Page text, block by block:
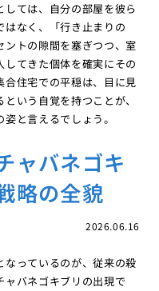
ては、自分の部屋を彼ら
はなく、「行き止まりの
ントの隙間を塞ぎつつ、室
てきた個体を確実にその
住宅での平穏は、目に見
いう自覚を持つことが、
と言えるでしょう。
ャバネゴキ
略の全貌
2026.06.16
っているのが、従来の殺
バネゴキブリの出現で